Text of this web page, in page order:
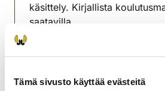
Tämä sivusto käyttää evästeitä
käsittely. Kirjallista
saatavilla.
Turvallisen ja harkitun
harjoittelua toteutetaan
Tilaisuudesta vastaavat